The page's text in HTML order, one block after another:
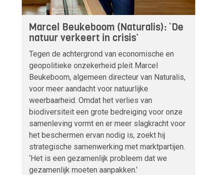
Marcel Beukeboom (Naturalis): ‘De
natuur verkeert in crisis’
Tegen de achtergrond van economische en
geopolitieke onzekerheid pleit Marcel
Beukeboom, algemeen directeur van Naturalis,
voor meer aandacht voor natuurlijke
weerbaarheid. Omdat het verlies van
biodiversiteit een grote bedreiging voor onze
samenleving vormt en er meer slagkracht voor
het beschermen ervan nodig is, zoekt hij
strategische samenwerking met marktpartijen.
‘Het is een gezamenlijk probleem dat we
gezamenlijk moeten aanpakken.’